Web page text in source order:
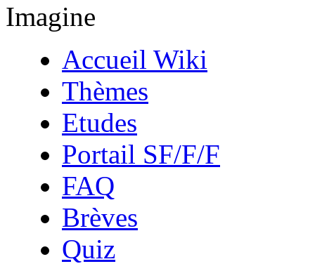
Imagine
Accueil Wiki
Thèmes
Etudes
Portail SF/F/F
FAQ
Brèves
Quiz